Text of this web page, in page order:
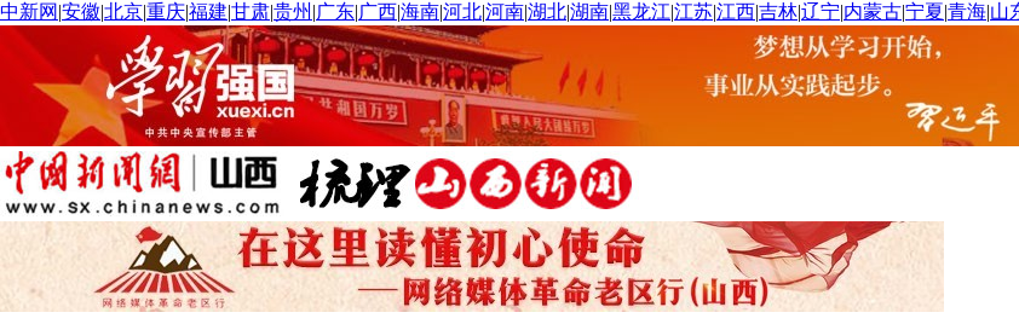
中新网 |安徽|北京|重庆|福建|甘肃|贵州 |广东|广西|海南|河北|河南|湖北|湖南|黑龙江|江苏|江西|吉林|辽宁|内蒙古|宁夏|青海|山